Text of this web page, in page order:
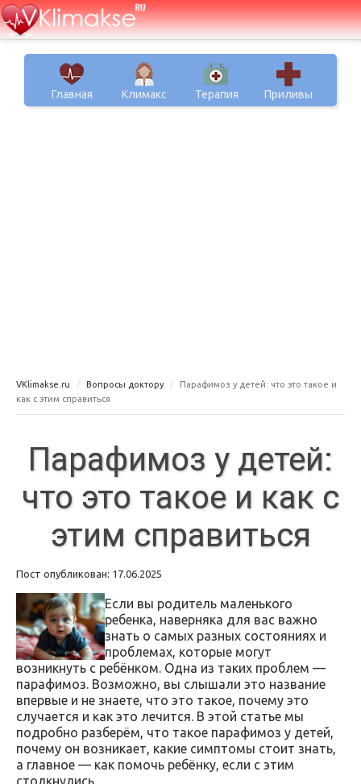
Главная Климакс Терапия Приливы
VKlimakse.ru Вопросы доктору
Парафимоз у детей: что это такое и
как с этим справиться
Парафимоз у детей:
что это такое и как с
этим справиться
Пост опубликован: 17.06.2025
Если вы родитель маленького
ребенка, наверняка для вас важно
знать о самых разных состояниях и
проблемах, которые могут
возникнуть с ребёнком. Одна из таких проблем —
парафимоз. Возможно, вы слышали это название
впервые и не знаете, что это такое, почему это
случается и как это лечится. В этой статье мы
подробно разберём, что такое парафимоз у детей,
почему он возникает, какие симптомы стоит знать,
а главное — как помочь ребёнку, если с этим
столкнулись.